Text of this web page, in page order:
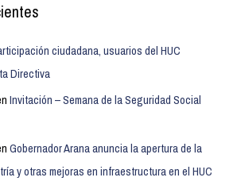
ciudadana, usuarios del HUC
Directiva
Invitación – Semana de la Seguridad Social
Gobernador Arana anuncia la apertura de la
y otras mejoras en infraestructura en el HUC